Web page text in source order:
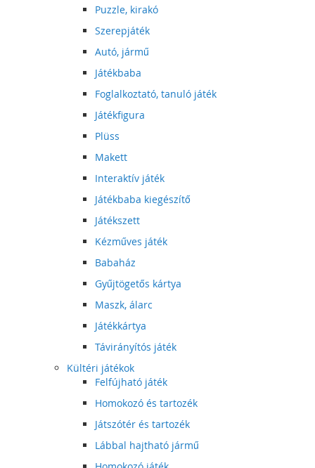
Puzzle, kirakó
Szerepjáték
Autó, jármű
Játékbaba
Foglalkoztató, tanuló játék
Játékfigura
Plüss
Makett
Interaktív játék
Játékbaba kiegészítő
Játékszett
Kézműves játék
Babaház
Gyűjtögetős kártya
Maszk, álarc
Játékkártya
Távirányítós játék
Kültéri játékok
Felfújható játék
Homokozó és tartozék
Játszótér és tartozék
Lábbal hajtható jármű